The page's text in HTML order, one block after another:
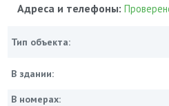
Адреса и телефоны:
Тип объекта:
В здании:
В номерах: